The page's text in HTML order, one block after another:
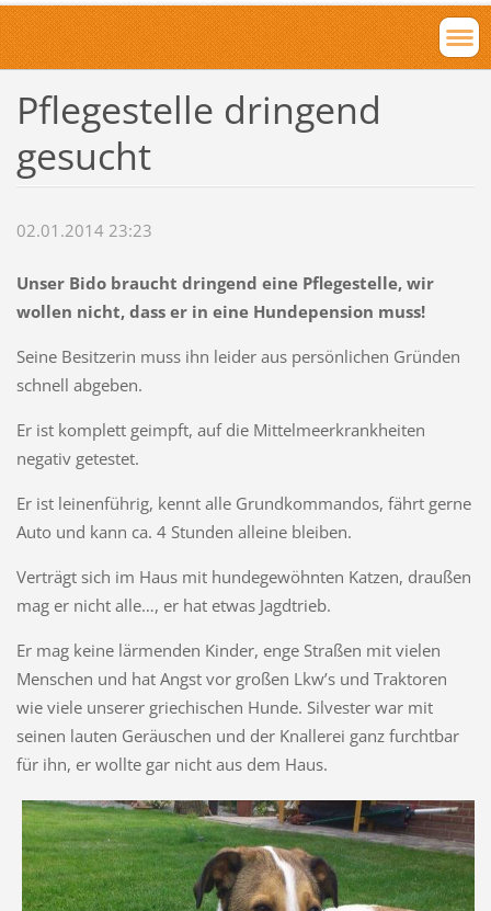
Pflegestelle dringend
gesucht
02.01.2014 23:23
Unser Bido braucht dringend eine Pflegestelle, wir
wollen nicht, dass er in eine Hundepension muss!
Seine Besitzerin muss ihn leider aus persönlichen Gründen
schnell abgeben.
Er ist komplett geimpft, auf die Mittelmeerkrankheiten
negativ getestet.
Er ist leinenführig, kennt alle Grundkommandos, fährt gerne
Auto und kann ca. 4 Stunden alleine bleiben.
Verträgt sich im Haus mit hundegewöhnten Katzen, draußen
mag er nicht alle…, er hat etwas Jagdtrieb.
Er mag keine lärmenden Kinder, enge Straßen mit vielen
Menschen und hat Angst vor großen Lkw’s und Traktoren
wie viele unserer griechischen Hunde. Silvester war mit
seinen lauten Geräuschen und der Knallerei ganz furchtbar
für ihn, er wollte gar nicht aus dem Haus.